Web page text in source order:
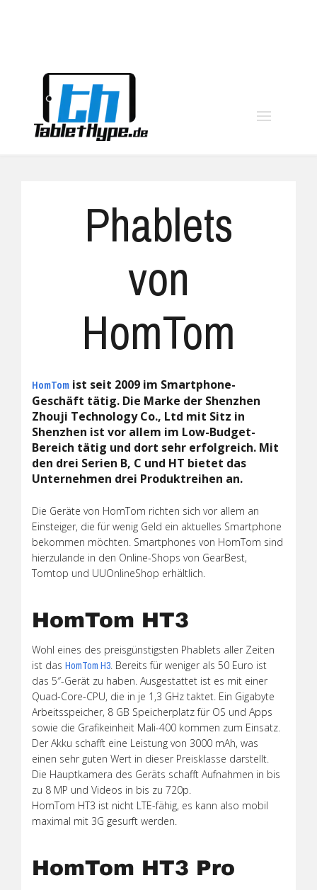
Phablets
von
HomTom
HomTom ist seit 2009 im Smartphone-
Geschäft tätig. Die Marke der Shenzhen
Zhouji Technology Co., Ltd mit Sitz in
Shenzhen ist vor allem im Low-Budget-
Bereich tätig und dort sehr erfolgreich. Mit
den drei Serien B, C und HT bietet das
Unternehmen drei Produktreihen an.
Die Geräte von HomTom richten sich vor allem an
Einsteiger, die für wenig Geld ein aktuelles Smartphone
bekommen möchten. Smartphones von HomTom sind
hierzulande in den Online-Shops von GearBest,
Tomtop und UUOnlineShop erhältlich.
HomTom HT3
Wohl eines des preisgünstigsten Phablets aller Zeiten
ist das HomTom H3. Bereits für weniger als 50 Euro ist
das 5″-Gerät zu haben. Ausgestattet ist es mit einer
Quad-Core-CPU, die in je 1,3 GHz taktet. Ein Gigabyte
Arbeitsspeicher, 8 GB Speicherplatz für OS und Apps
sowie die Grafikeinheit Mali-400 kommen zum Einsatz.
Der Akku schafft eine Leistung von 3000 mAh, was
einen sehr guten Wert in dieser Preisklasse darstellt.
Die Hauptkamera des Geräts schafft Aufnahmen in bis
zu 8 MP und Videos in bis zu 720p.
HomTom HT3 ist nicht LTE-fähig, es kann also mobil
maximal mit 3G gesurft werden.
HomTom HT3 Pro